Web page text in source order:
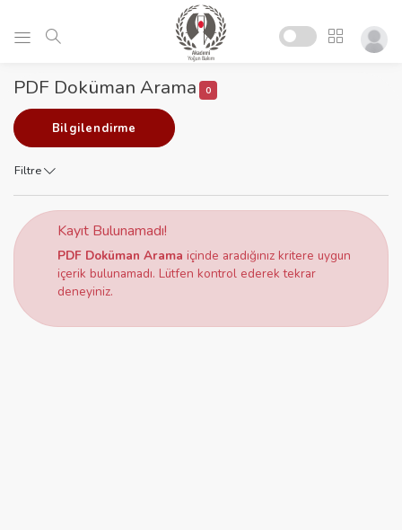
PDF Doküman Arama 0
Bilgilendirme
Filtre
Kayıt Bulunamadı!
PDF Doküman Arama içinde aradığınız kritere uygun
içerik bulunamadı. Lütfen kontrol ederek tekrar
deneyiniz.